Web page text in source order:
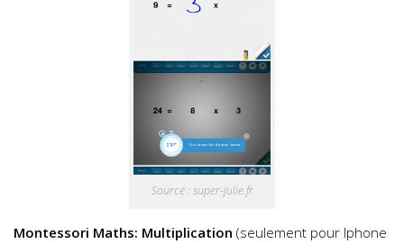
Source : super-julie.fr
Montessori Maths: Multiplication (seulement pour Iphone